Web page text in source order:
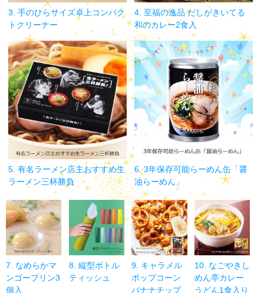
3. 手のひらサイズ卓上コンパク
トクリーナー
4. 至福の逸品 だしがきいてる
和のカレー2食入
5. 有名ラーメン店主おすすめ生
ラーメン三杯勝負
6. 3年保存可能らーめん缶「醤
油らーめん」
7. なめらかマ
ンゴープリン3
個入
8. 縦型ボトル
ティッシュ
9. キャラメル
ポップコーン
バナナチップ
10. なごやきし
めん亭カレー
うどん1食入り